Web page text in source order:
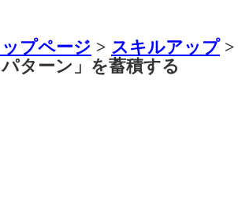
ップページ > スキルアップ>
ターン」を蓄積する